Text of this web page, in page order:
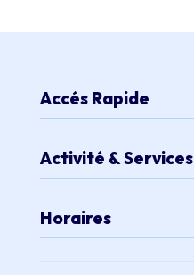
Accés Rapide
Activité & Services
Horaires